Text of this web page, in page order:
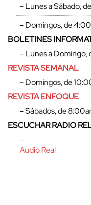
– Lunes a Sábado,
– Domingos, de
BOLETINES
– Lunes a
REVISTA SEMANAL
– Domingos, de
REVISTA ENFOQUE
– Sábados, de
ESCUCHAR RADIO
–
Audio Real